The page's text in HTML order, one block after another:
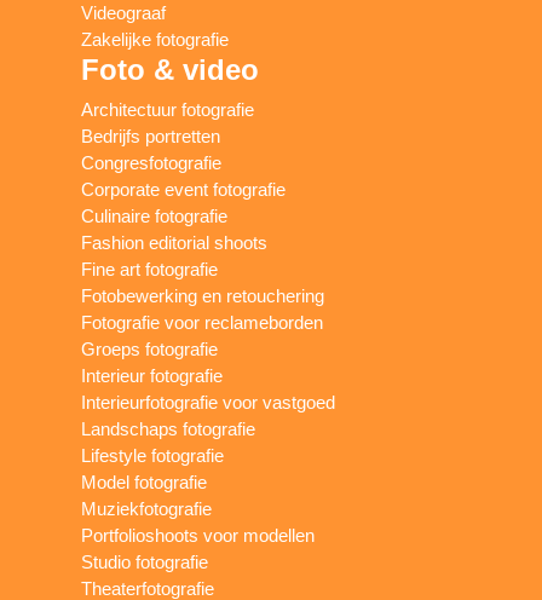
Videograaf
Zakelijke fotografie
Foto & video
Architectuur fotografie
Bedrijfs portretten
Congresfotografie
Corporate event fotografie
Culinaire fotografie
Fashion editorial shoots
Fine art fotografie
Fotobewerking en retouchering
Fotografie voor reclameborden
Groeps fotografie
Interieur fotografie
Interieurfotografie voor vastgoed
Landschaps fotografie
Lifestyle fotografie
Model fotografie
Muziekfotografie
Portfolioshoots voor modellen
Studio fotografie
Theaterfotografie